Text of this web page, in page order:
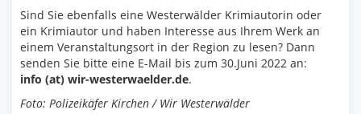
Sind Sie ebenfalls eine Westerwälder Krimiautorin oder
ein Krimiautor und haben Interesse aus Ihrem Werk an
einem Veranstaltungsort in der Region zu lesen? Dann
senden Sie bitte eine E-Mail bis zum 30.Juni 2022 an:
info (at) wir-westerwaelder.de.
Foto: Polizeikäfer Kirchen / Wir Westerwälder